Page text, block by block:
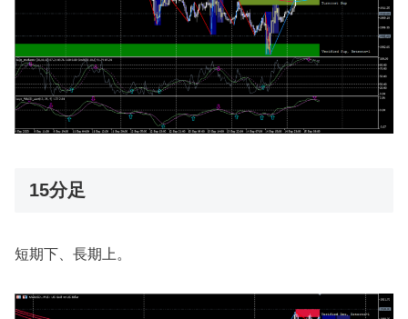
15分足
短期下、長期上。